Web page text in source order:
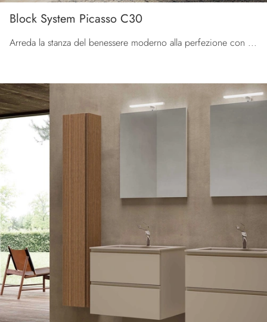
Block System Picasso C30
Arreda la stanza del benessere moderno alla perfezione con Block System Picasso C30, mobili bagno sospesi e accessori in laccato opaco di Baxar.